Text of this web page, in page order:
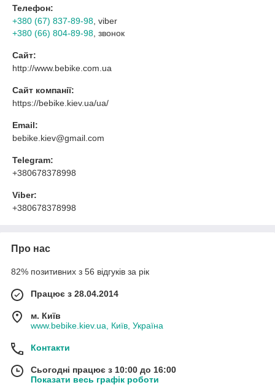
Телефон:
+380 (67) 837-89-98 , viber
+380 (66) 804-89-98 , звонок
Сайт:
http://www.bebike.com.ua
Сайт компанії:
https://bebike.kiev.ua/ua/
Email:
bebike.kiev@gmail.com
Telegram:
+380678378998
Viber:
+380678378998
Про нас
82% позитивних з 56 відгуків за рік
Працює з 28.04.2014
м. Київ
www.bebike.kiev.ua, Київ, Україна
Контакти
Сьогодні працює з 10:00 до 16:00
Показати весь графік роботи